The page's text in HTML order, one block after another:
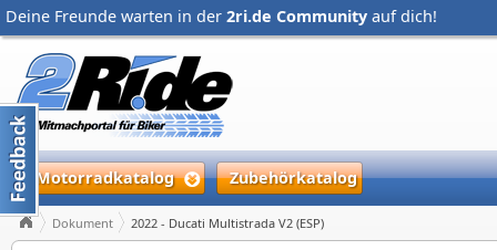
Deine Freunde warten in der 2ri.de Community auf dich!
Motorradkatalog Zubehörkatalog
Dokument 2022 - Ducati Multistrada V2 (ESP)